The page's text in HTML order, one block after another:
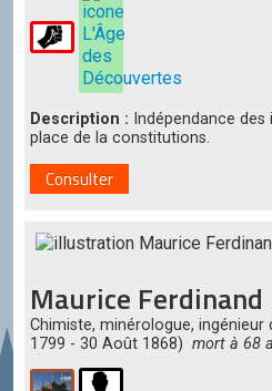
Caitlynn
Quicia-
1963-
Aleen
Alistia-
1983-
2003
Paedar
Klein
the
third
2003-
2023
Description : Indépendance
place de la constitutions.
Consulter
Maurice Ferdinand
Chimiste, minérologue, ingénieur
1799 - 30 Août 1868) mort à 68